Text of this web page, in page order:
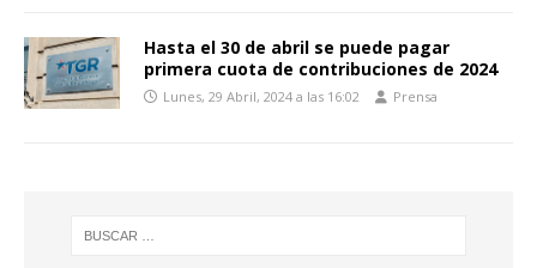
Hasta el 30 de abril se puede pagar
primera cuota de contribuciones de 2024
Lunes, 29 Abril, 2024 a las 16:02 Prensa